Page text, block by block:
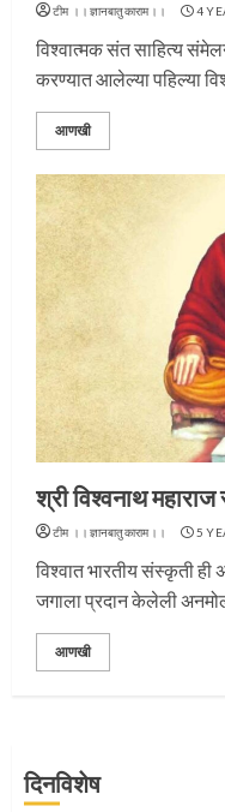
टीम ।।ज्ञानबातुकाराम।। 4
विश्वात्मक संत साहित्य
करण्यात आलेल्या पहिल्या
आणखी
श्री विश्वनाथ
टीम ।।ज्ञानबातुकाराम।। 5
विश्वात भारतीय संस्कृती
जगाला प्रदान केलेली
आणखी
दिनविशेष
3